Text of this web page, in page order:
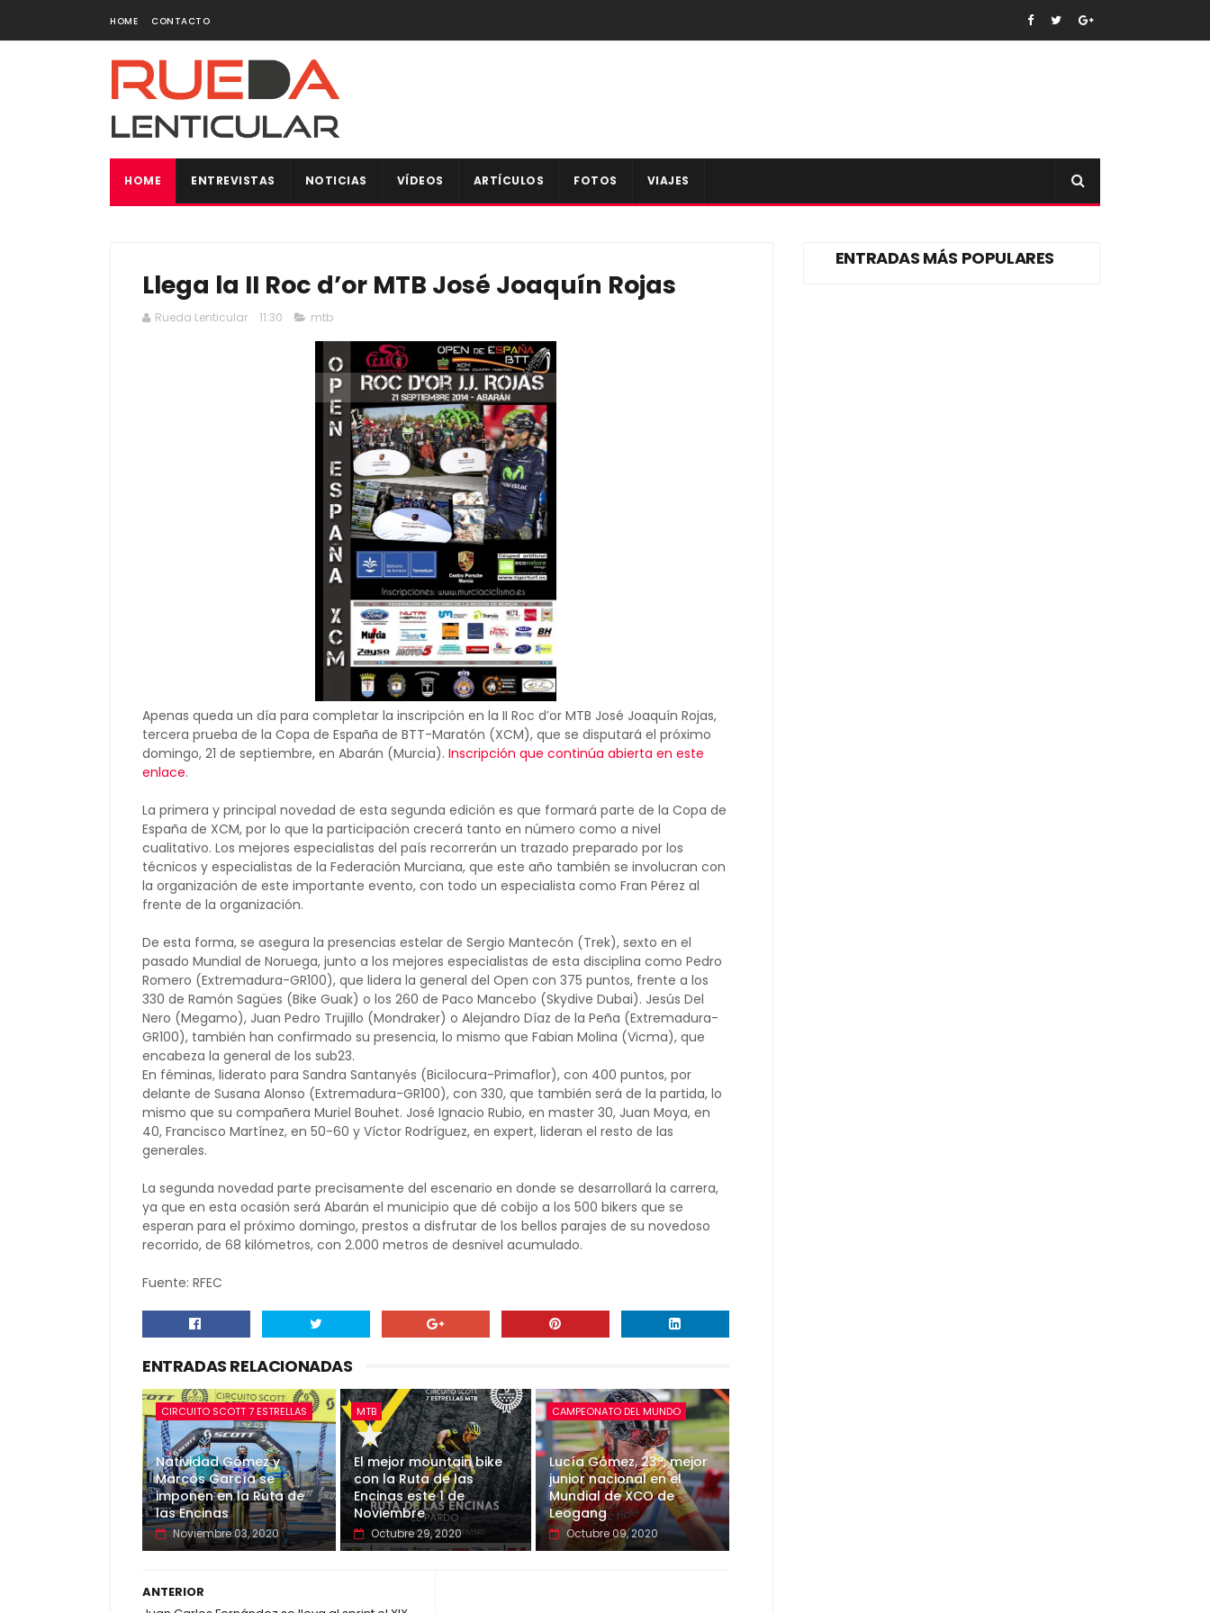
HOME CONTACTO
HOME ENTREVISTAS NOTICIAS VÍDEOS ARTÍCULOS FOTOS VIAJES
Llega la II Roc d’or MTB José Joaquín Rojas
Rueda Lenticular 11:30 mtb
Apenas queda un día para completar la inscripción en la II Roc d’or MTB José Joaquín Rojas,
tercera prueba de la Copa de España de BTT-Maratón (XCM), que se disputará el próximo
domingo, 21 de septiembre, en Abarán (Murcia). Inscripción que continúa abierta en este
enlace.
La primera y principal novedad de esta segunda edición es que formará parte de la Copa de
España de XCM, por lo que la participación crecerá tanto en número como a nivel
cualitativo. Los mejores especialistas del país recorrerán un trazado preparado por los
técnicos y especialistas de la Federación Murciana, que este año también se involucran con
la organización de este importante evento, con todo un especialista como Fran Pérez al
frente de la organización.
De esta forma, se asegura la presencias estelar de Sergio Mantecón (Trek), sexto en el
pasado Mundial de Noruega, junto a los mejores especialistas de esta disciplina como Pedro
Romero (Extremadura-GR100), que lidera la general del Open con 375 puntos, frente a los
330 de Ramón Sagües (Bike Guak) o los 260 de Paco Mancebo (Skydive Dubai). Jesús Del
Nero (Megamo), Juan Pedro Trujillo (Mondraker) o Alejandro Díaz de la Peña (Extremadura-
GR100), también han confirmado su presencia, lo mismo que Fabian Molina (Vicma), que
encabeza la general de los sub23.
En féminas, liderato para Sandra Santanyés (Bicilocura-Primaflor), con 400 puntos, por
delante de Susana Alonso (Extremadura-GR100), con 330, que también será de la partida, lo
mismo que su compañera Muriel Bouhet. José Ignacio Rubio, en master 30, Juan Moya, en
40, Francisco Martínez, en 50-60 y Víctor Rodríguez, en expert, lideran el resto de las
generales.
La segunda novedad parte precisamente del escenario en donde se desarrollará la carrera,
ya que en esta ocasión será Abarán el municipio que dé cobijo a los 500 bikers que se
esperan para el próximo domingo, prestos a disfrutar de los bellos parajes de su novedoso
recorrido, de 68 kilómetros, con 2.000 metros de desnivel acumulado.
Fuente: RFEC
ENTRADAS RELACIONADAS
CIRCUITO SCOTT 7 ESTRELLAS
Natividad Gómez y
Marcos García se
imponen en la Ruta de
las Encinas
Noviembre 03, 2020
MTB
El mejor mountain bike
con la Ruta de las
Encinas este 1 de
Noviembre
Octubre 29, 2020
CAMPEONATO DEL MUNDO
Lucía Gómez, 23ª, mejor
junior nacional en el
Mundial de XCO de
Leogang
Octubre 09, 2020
ANTERIOR
ENTRADAS MÁS POPULARES